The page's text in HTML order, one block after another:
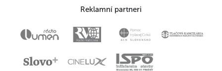
Reklamní partneri